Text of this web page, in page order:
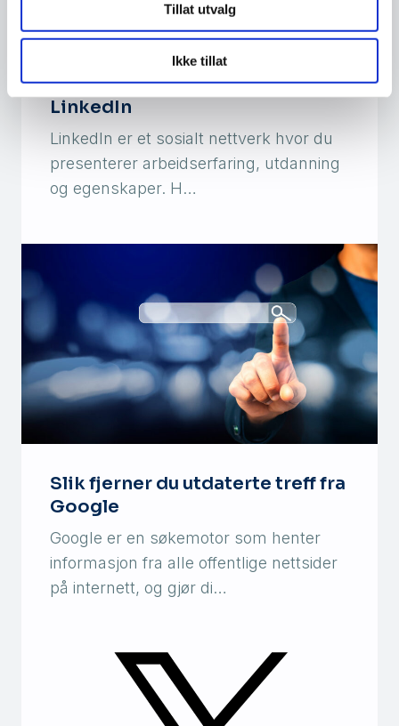
Tillat utvalg
Ikke tillat
Slik sletter du avdøde fra
LinkedIn
LinkedIn er et sosialt nettverk hvor du
presenterer arbeidserfaring, utdanning
og egenskaper. H…
Slik fjerner du utdaterte treff fra
Google
Google er en søkemotor som henter
informasjon fra alle offentlige nettsider
på internett, og gjør di…